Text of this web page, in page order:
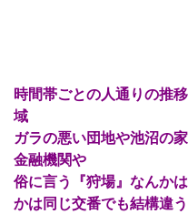
時間帯ごとの人通りの推
域
ガラの悪い団地や池沼の
金融機関や
俗に言う『狩場』なんか
かは同じ交番でも結構違う